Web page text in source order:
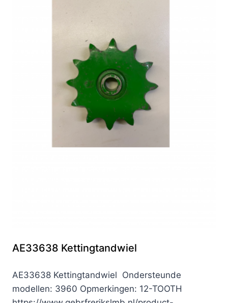
AE33638 Kettingtandwiel
AE33638 Kettingtandwiel Ondersteunde
modellen: 3960 Opmerkingen: 12-TOOTH